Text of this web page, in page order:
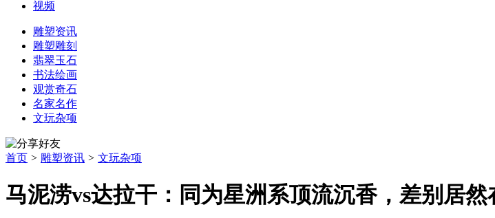
视频
雕塑资讯
雕塑雕刻
翡翠玉石
书法绘画
观赏奇石
名家名作
文玩杂项
首页 > 雕塑资讯 > 文玩杂项
马泥涝vs达拉干：同为星洲系顶流沉香，差别居然